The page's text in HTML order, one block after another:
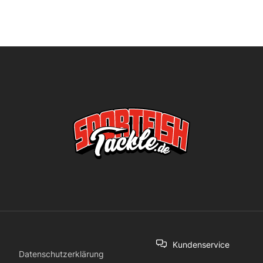
Datenschutzerklärung
Kundenservice